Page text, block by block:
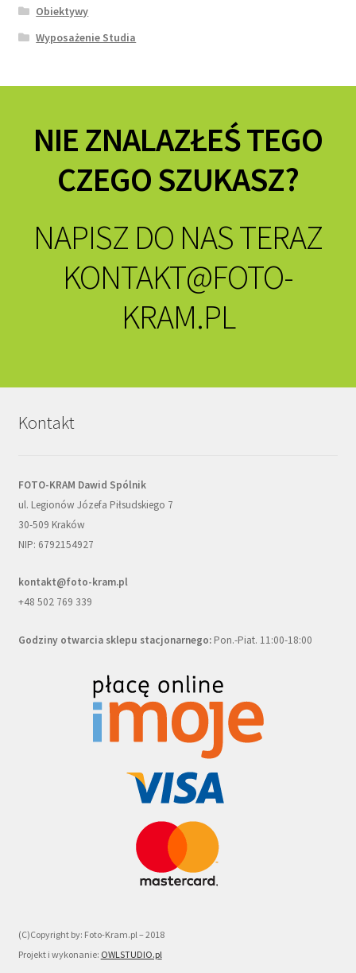
Obiektywy
Wyposażenie Studia
NIE ZNALAZŁEŚ TEGO
CZEGO SZUKASZ?
NAPISZ DO NAS TERAZ
KONTAKT@FOTO-
KRAM.PL
Kontakt
FOTO-KRAM Dawid Spólnik
ul. Legionów Józefa Piłsudskiego 7
30-509 Kraków
NIP: 6792154927
kontakt@foto-kram.pl
+48 502 769 339
Godziny otwarcia sklepu stacjonarnego:Pon.-Piat. 11:00-18:00
(C)Copyright by: Foto-Kram.pl – 2018
Projekt i wykonanie: OWLSTUDIO.pl